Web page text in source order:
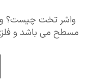
واشر تخت چیست؟
مسطح می باشد و